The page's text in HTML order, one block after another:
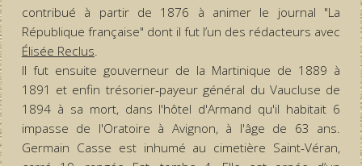
contribué à partir de 1876 à animer le journal "La
République française" dont il fut l’un des rédacteurs avec
Élisée Reclus.
Il fut ensuite gouverneur de la Martinique de 1889 à
1891 et enfin trésorier-payeur général du Vaucluse de
1894 à sa mort, dans l'hôtel d'Armand qu'il habitait 6
impasse de l'Oratoire à Avignon, à l'âge de 63 ans.
Germain Casse est inhumé au cimetière Saint-Véran,